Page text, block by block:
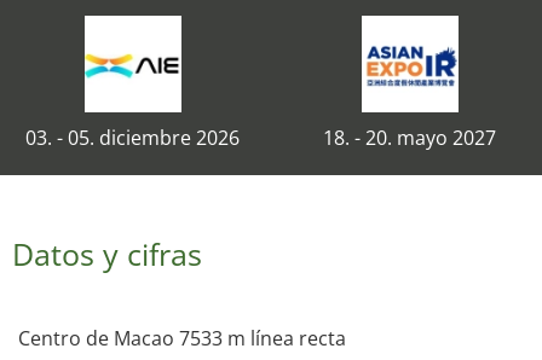
03. - 05. diciembre 2026 18. - 20. mayo 2027
Datos y cifras
Centro de Macao 7533 m línea recta